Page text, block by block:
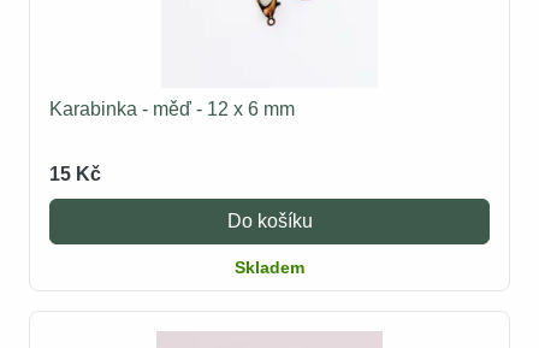
Karabinka - měď - 12 x 6 mm
15 Kč
Do košíku
Skladem